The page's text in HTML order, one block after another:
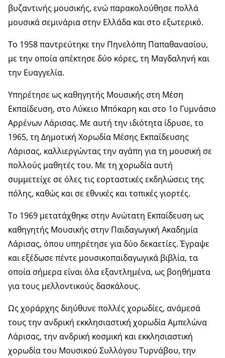
βυζαντινής μουσικής, ενώ παρακολούθησε πολλά
μουσικά σεμινάρια στην Ελλάδα και στο εξωτερικό.
Το 1958 παντρεύτηκε την Πηνελόπη Παπαθανασίου,
με την οποία απέκτησε δύο κόρες, τη Μαγδαληνή και
την Ευαγγελία.
Υπηρέτησε ως καθηγητής Μουσικής στη Μέση
Εκπαίδευση, στο Λύκειο Μπόκαρη και στο 1ο Γυμνάσιο
Αρρένων Λάρισας. Με αυτή την ιδιότητα ίδρυσε, το
1965, τη Δημοτική Χορωδία Μέσης Εκπαίδευσης
Λάρισας, καλλιεργώντας την αγάπη για τη μουσική σε
πολλούς μαθητές του. Με τη χορωδία αυτή
συμμετείχε σε όλες τις εορταστικές εκδηλώσεις της
πόλης, καθώς και σε εθνικές και τοπικές γιορτές.
Το 1969 μετατάχθηκε στην Ανώτατη Εκπαίδευση ως
καθηγητής Μουσικής στην Παιδαγωγική Ακαδημία
Λάρισας, όπου υπηρέτησε για δύο δεκαετίες. Έγραψε
και εξέδωσε πέντε μουσικοπαιδαγωγικά βιβλία, τα
οποία σήμερα είναι όλα εξαντλημένα, ως βοηθήματα
για τους μελλοντικούς δασκάλους.
Ως χοράρχης διηύθυνε πολλές χορωδίες, ανάμεσά
τους την ανδρική εκκλησιαστική χορωδία Αμπελώνα
Λάρισας, την ανδρική κοσμική και εκκλησιαστική
χορωδία του Μουσικού Συλλόγου Τυρνάβου, την